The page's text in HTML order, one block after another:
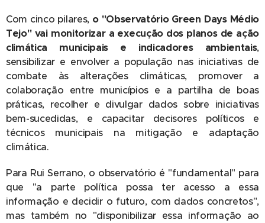
Com cinco pilares, o "Observatório Green Days Médio
Tejo" vai monitorizar a execução dos planos de ação
climática municipais e indicadores ambientais,
sensibilizar e envolver a população nas iniciativas de
combate às alterações climáticas, promover a
colaboração entre municípios e a partilha de boas
práticas, recolher e divulgar dados sobre iniciativas
bem-sucedidas, e capacitar decisores políticos e
técnicos municipais na mitigação e adaptação
climática.
Para Rui Serrano, o observatório é "fundamental" para
que "a parte política possa ter acesso a essa
informação e decidir o futuro, com dados concretos",
mas também no "disponibilizar essa informação ao